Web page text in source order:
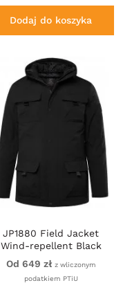
Dodaj do koszyka
JP1880 Field Jacket
Wind-repellent Black
Od 649 zł z wliczonym
podatkiem PTiU